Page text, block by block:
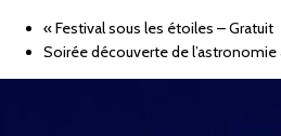
«Festival sous les étoiles – Gratuit
Soirée découverte de l’astronomie